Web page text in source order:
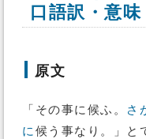
口語訳・意
原文
「その事に候ふ。 さ
に 候う事なり。」と